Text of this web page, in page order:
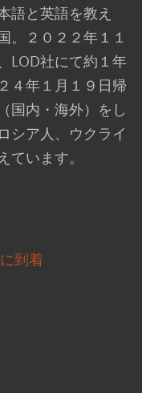
語と英語を教え
。２０２２年１１
LOD社にて約１年
４年１月１９日帰
国内・海外）をし
シア人、ウクライ
います。
到着